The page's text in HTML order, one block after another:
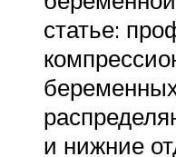
статье:
и нижние